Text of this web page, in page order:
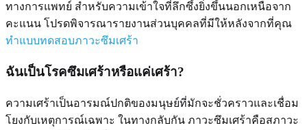
ทางการแพทย์ สำหรับความเข้าใจที่ลึกซึ้งยิ่งขึ้นนอกเหนือจาก
คะแนน โปรดพิจารณารายงานส่วนบุคคลที่มีให้หลังจากที่คุณ
ทำแบบทดสอบภาวะซึมเศร้า
ฉันเป็นโรคซึมเศร้าหรือแค่เศร้า?
ความเศร้าเป็นอารมณ์ปกติของมนุษย์ที่มักจะชั่วคราวและเชื่อม
โยงกับเหตุการณ์เฉพาะ ในทางกลับกัน ภาวะซึมเศร้าคือสภาวะ